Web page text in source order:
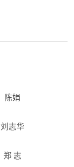
陈娟
刘志华
郑 志